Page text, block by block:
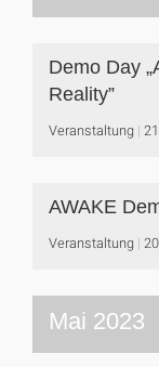
Demo Day
Reality”
Veranstaltung
AWAKE
Veranstaltung
Mai 2023